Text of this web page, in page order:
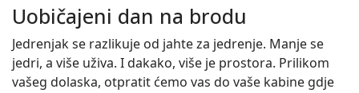
Uobičajeni dan na brodu
Jedrenjak se razlikuje od jahte za jedrenje. Manje se
jedri, a više uživa. I dakako, više je prostora. Prilikom
vašeg dolaska, otpratit ćemo vas do vaše kabine gdje